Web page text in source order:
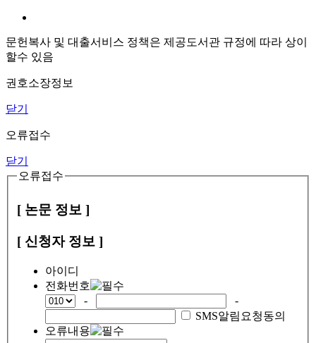
문헌복사 및 대출서비스 정책은 제공도서관 규정에 따라 상이
할수 있음
권호소장정보
닫기
오류접수
닫기
오류접수
[ 논문 정보 ]
[ 신청자 정보 ]
아이디
전화번호
-
-
SMS알림요청동의
오류내용